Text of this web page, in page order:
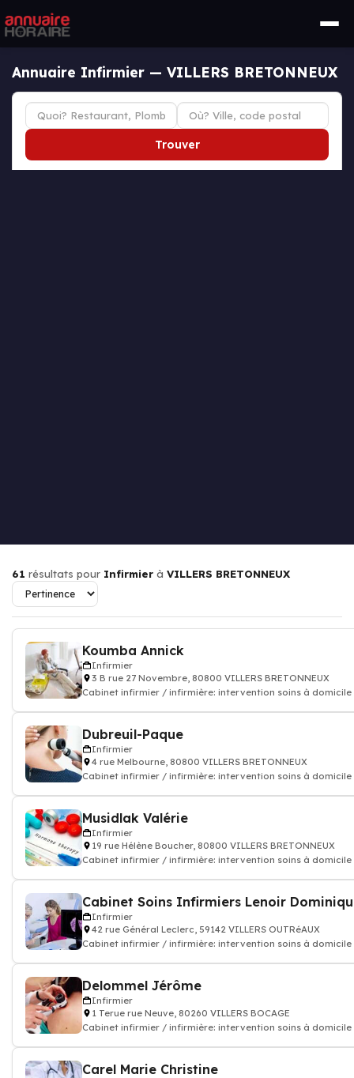
Annuaire Infirmier — VILLERS BRETONNEUX
Trouver
61 résultats pour Infirmier à VILLERS BRETONNEUX
Koumba Annick
Infirmier
3 B rue 27 Novembre, 80800 VILLERS BRETONNEUX
Cabinet infirmier / infirmière: intervention soins à domicile
Dubreuil-Paque
Infirmier
4 rue Melbourne, 80800 VILLERS BRETONNEUX
Cabinet infirmier / infirmière: intervention soins à domicile
Musidlak Valérie
Infirmier
19 rue Hélène Boucher, 80800 VILLERS BRETONNEUX
Cabinet infirmier / infirmière: intervention soins à domicile
Infirmier
42 rue Général Leclerc, 59142 VILLERS OUTRéAUX
Cabinet infirmier / infirmière: intervention soins à domicile
Delommel Jérôme
Infirmier
1 Terue rue Neuve, 80260 VILLERS BOCAGE
Cabinet infirmier / infirmière: intervention soins à domicile
Carel Marie Christine